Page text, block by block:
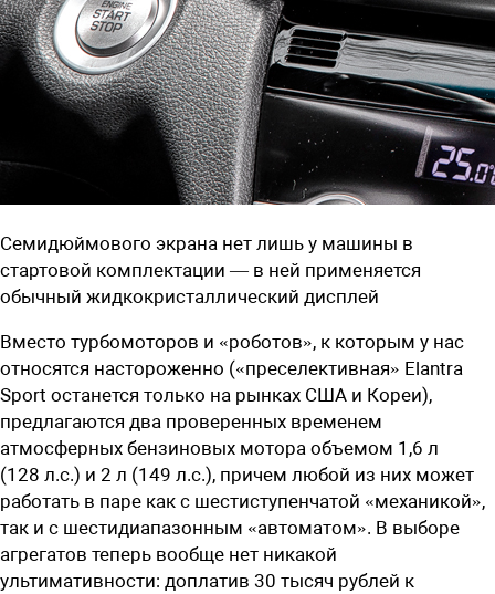
Семидюймового экрана нет лишь у машины в
стартовой комплектации — в ней применяется
обычный жидкокристаллический дисплей
Вместо турбомоторов и «роботов», к которым у нас
относятся настороженно («преселективная» Elantra
Sport останется только на рынках США и Кореи),
предлагаются два проверенных временем
атмосферных бензиновых мотора объемом 1,6 л
(128 л.с.) и 2 л (149 л.с.), причем любой из них может
работать в паре как с шестиступенчатой «механикой»,
так и с шестидиапазонным «автоматом». В выборе
агрегатов теперь вообще нет никакой
ультимативности: доплатив 30 тысяч рублей к